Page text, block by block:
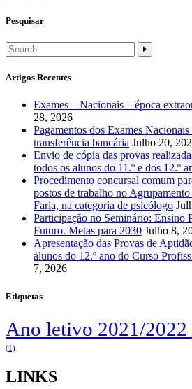
Pesquisar
Artigos Recentes
Exames – Nacionais – época
28, 2026
Pagamentos dos Exames
transferência bancária Julho 20,
Envio de cópia das provas
todos os alunos do 11.º e dos 12.º
Procedimento concursal comum
postos de trabalho no
Faria, na categoria de psicólogo
Participação no Seminário: Ensino
Futuro. Metas para 2030 Julho 8,
Apresentação das Provas de
alunos do 12.º ano do Curso
7, 2026
Etiquetas
Ano letivo 2021/2022
(1)
LINKS